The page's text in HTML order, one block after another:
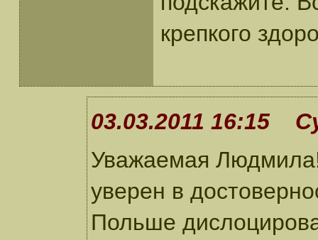
крепкого
03.03.2011 16:15
Уважаемая
уверен в
Польше